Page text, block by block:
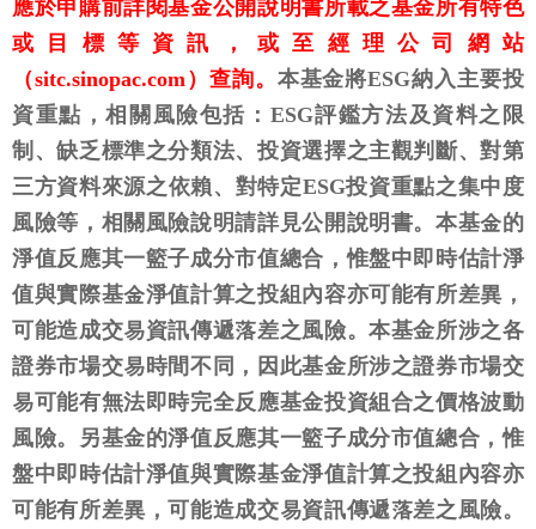
應於申購前詳閱基金公開說明書所載之基金所有特色
或目標等資訊，或至經理公司網站
（sitc.sinopac.com）查詢。 本基金將ESG納入主要投
資重點，相關風險包括：ESG評鑑方法及資料之限
制、缺乏標準之分類法、投資選擇之主觀判斷、對第
三方資料來源之依賴、對特定ESG投資重點之集中度
風險等，相關風險說明請詳見公開說明書。本基金的
淨值反應其一籃子成分市值總合，惟盤中即時估計淨
值與實際基金淨值計算之投組內容亦可能有所差異，
可能造成交易資訊傳遞落差之風險。本基金所涉之各
證券市場交易時間不同，因此基金所涉之證券市場交
易可能有無法即時完全反應基金投資組合之價格波動
風險。另基金的淨值反應其一籃子成分市值總合，惟
盤中即時估計淨值與實際基金淨值計算之投組內容亦
可能有所差異，可能造成交易資訊傳遞落差之風險。